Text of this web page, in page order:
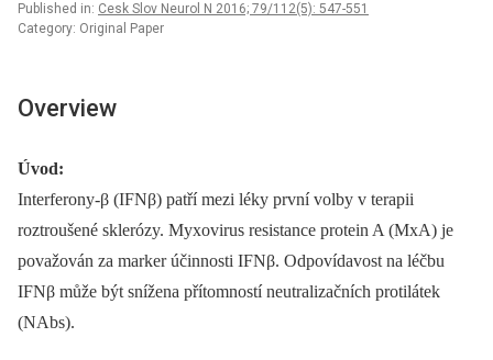
Published in: Cesk Slov Neurol N 2016; 79/112(5): 547-551
Category: Original Paper
Overview
Úvod:
Interferony-β (IFNβ) patří mezi léky první volby v terapii
roztroušené sklerózy. Myxovirus resistance protein A (MxA) je
považován za marker účinnosti IFNβ. Odpovídavost na léčbu
IFNβ může být snížena přítomností neutralizačních protilátek
(NAbs).